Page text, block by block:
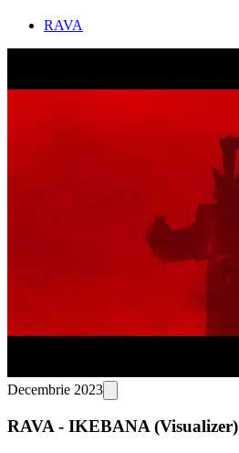
RAVA
Decembrie 2023
RAVA - IKEBANA (Visualizer)